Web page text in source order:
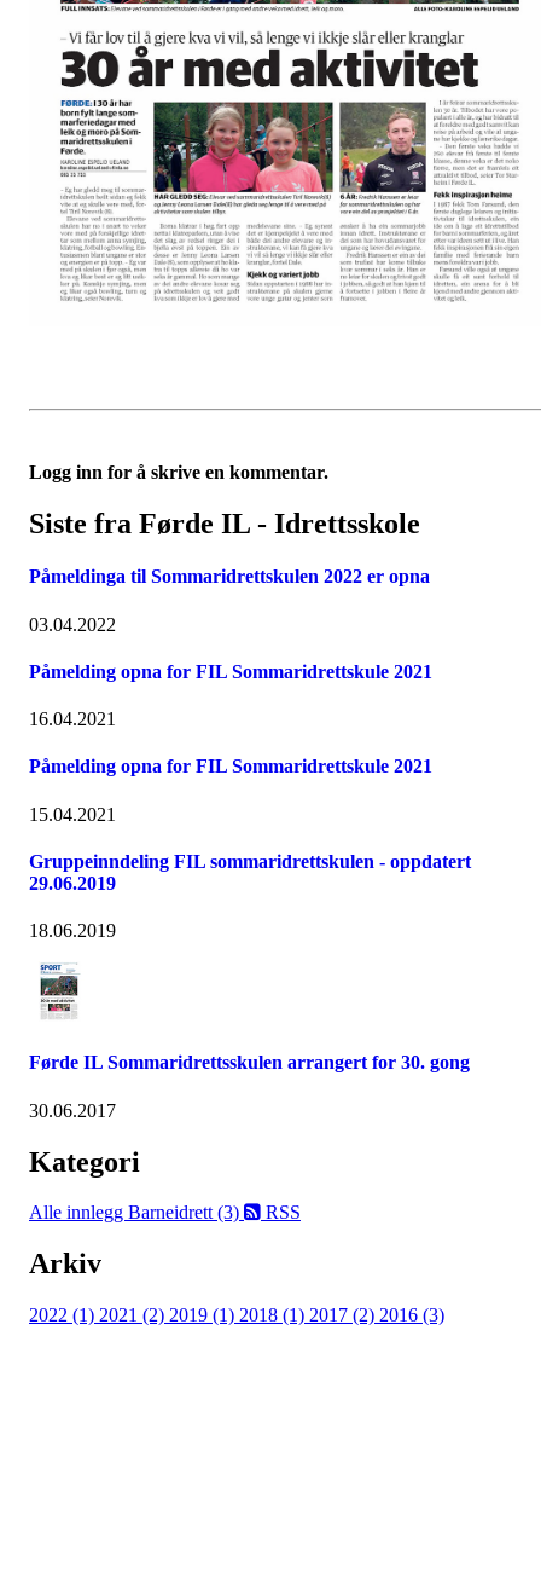
Logg inn for å skrive en kommentar.
Siste fra Førde IL - Idrettsskole
Påmeldinga til Sommaridrettskulen 2022 er opna
03.04.2022
Påmelding opna for FIL Sommaridrettskule 2021
16.04.2021
Påmelding opna for FIL Sommaridrettskule 2021
15.04.2021
Gruppeinndeling FIL sommaridrettskulen - oppdatert
29.06.2019
18.06.2019
Førde IL Sommaridrettsskulen arrangert for 30. gong
30.06.2017
Kategori
Alle innlegg Barneidrett (3) RSS
Arkiv
2022 (1) 2021 (2) 2019 (1) 2018 (1) 2017 (2) 2016 (3)